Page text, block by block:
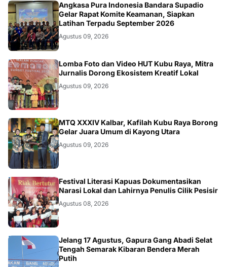
KALBAR
Angkasa Pura Indonesia Bandara Supadio
Gelar Rapat Komite Keamanan, Siapkan
Latihan Terpadu September 2026
Agustus 09, 2026
DAERAH
Lomba Foto dan Video HUT Kubu Raya, Mitra
Jurnalis Dorong Ekosistem Kreatif Lokal
Agustus 09, 2026
KALBAR
MTQ XXXIV Kalbar, Kafilah Kubu Raya Borong
Gelar Juara Umum di Kayong Utara
Agustus 09, 2026
DAERAH
Festival Literasi Kapuas Dokumentasikan
Narasi Lokal dan Lahirnya Penulis Cilik Pesisir
Agustus 08, 2026
Jelang 17 Agustus, Gapura Gang Abadi Selat
Tengah Semarak Kibaran Bendera Merah
Putih